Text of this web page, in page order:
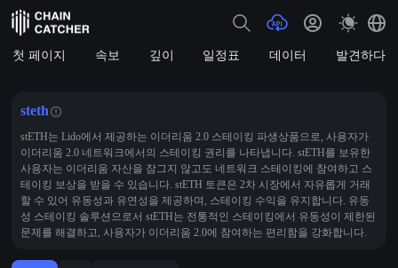
첫 페이지 속보 깊이 일정표 데이터 발견하다
steth
stETH는 Lido에서 제공하는 이더리움 2.0 스테이킹 파생상품으로, 사용자가
이더리움 2.0 네트워크에서의 스테이킹 권리를 나타냅니다. stETH를 보유한
사용자는 이더리움 자산을 잠그지 않고도 네트워크 스테이킹에 참여하고 스
테이킹 보상을 받을 수 있습니다. stETH 토큰은 2차 시장에서 자유롭게 거래
할 수 있어 유동성과 유연성을 제공하며, 스테이킹 수익을 유지합니다. 유동
성 스테이킹 솔루션으로서 stETH는 전통적인 스테이킹에서 유동성이 제한된
문제를 해결하고, 사용자가 이더리움 2.0에 참여하는 편리함을 강화합니다.